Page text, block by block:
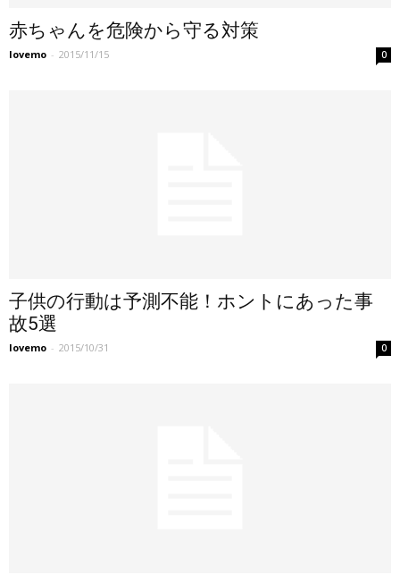
赤ちゃんを危険から守る対策
lovemo - 2015/11/15 0
子供の行動は予測不能！ホントにあった事
故5選
lovemo - 2015/10/31 0